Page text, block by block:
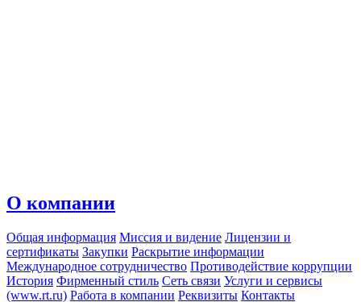
О компании
Общая информация Миссия и видение Лицензии и
сертификаты Закупки Раскрытие информации
Международное сотрудничество Противодействие коррупции
История Фирменный стиль Сеть связи Услуги и сервисы
(www.rt.ru) Работа в компании Реквизиты Контакты